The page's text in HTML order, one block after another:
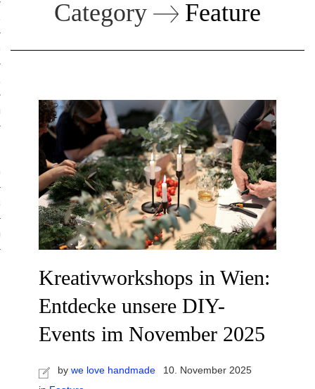
Workshops
Location
Category Feature
Kreativworkshops in Wien:
Entdecke unsere DIY-
Events im November 2025
by we love handmade
10. November 2025